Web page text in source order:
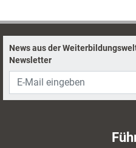
News aus der
Newsletter